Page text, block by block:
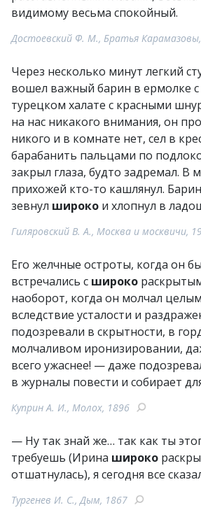
видимому весьма спокойный.
Достоевский Ф. М., Братья
Через несколько минут легкий
вошел важный барин в ермолке с
турецком халате с красными
на нас никакого внимания, он
никого и в комнате нет, сел в
барабанить пальцами по
закрыл глаза, будто задремал. В
прихожей кто-то кашлянул.
зевнул широко и хлопнул в
Гиляровский В. А., Москва и москвичи,
Его желчные остроты, когда он
встречались с широко
наоборот, когда он молчал
вследствие усталости и
подозревали в скрытности, в
молчаливом иронизировании,
всего ужаснее! — даже
в журналы повести и собирает
Куприн А. И., Молох, 1896
— Ну так знай же… так как ты
требуешь (Ирина широко
отшатнулась), я сегодня все
Тургенев И. С., Дым, 1867